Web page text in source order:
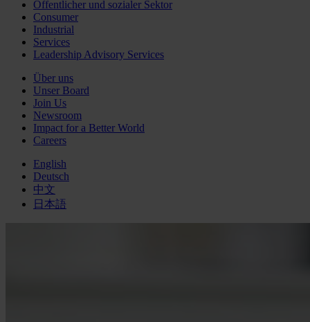
Öffentlicher und sozialer Sektor
Consumer
Industrial
Services
Leadership Advisory Services
Über uns
Unser Board
Join Us
Newsroom
Impact for a Better World
Careers
English
Deutsch
中文
日本語